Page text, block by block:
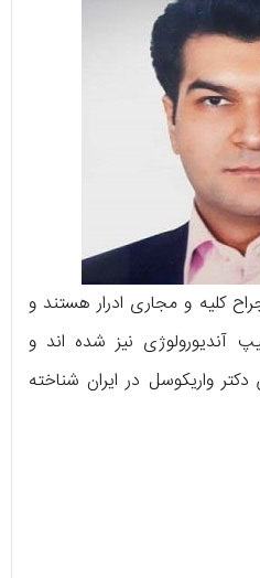
کلیه و مجاری ادرار هستند و
آندیورولوژی نیز شده اند و
واریکوسل در ایران شناخته